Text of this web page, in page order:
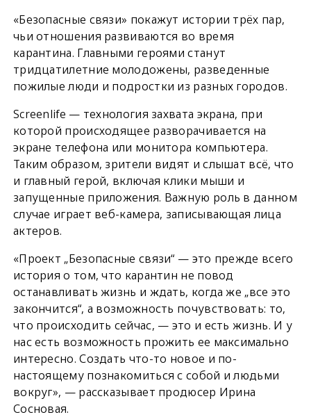
«Безопасные связи» покажут истории трёх пар,
чьи отношения развиваются во время
карантина. Главными героями станут
тридцатилетние молодожены, разведенные
пожилые люди и подростки из разных городов.
Screenlife — технология захвата экрана, при
которой происходящее разворачивается на
экране телефона или монитора компьютера.
Таким образом, зрители видят и слышат всё, что
и главный герой, включая клики мыши и
запущенные приложения. Важную роль в данном
случае играет веб-камера, записывающая лица
актеров.
«Проект „Безопасные связи“ — это прежде всего
история о том, что карантин не повод
останавливать жизнь и ждать, когда же „все это
закончится“, а возможность почувствовать: то,
что происходить сейчас, — это и есть жизнь. И у
нас есть возможность прожить ее максимально
интересно. Создать что-то новое и по-
настоящему познакомиться с собой и людьми
вокруг», — рассказывает продюсер Ирина
Сосновая.